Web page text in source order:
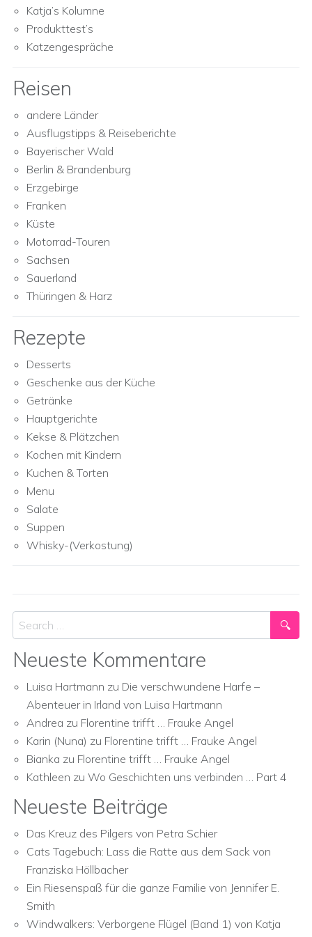
Katja’s Kolumne
Produkttest’s
Katzengespräche
Reisen
andere Länder
Ausflugstipps & Reiseberichte
Bayerischer Wald
Berlin & Brandenburg
Erzgebirge
Franken
Küste
Motorrad-Touren
Sachsen
Sauerland
Thüringen & Harz
Rezepte
Desserts
Geschenke aus der Küche
Getränke
Hauptgerichte
Kekse & Plätzchen
Kochen mit Kindern
Kuchen & Torten
Menu
Salate
Suppen
Whisky-(Verkostung)
Search
Neueste Kommentare
Luisa Hartmann zu Die verschwundene Harfe –
Abenteuer in Irland von Luisa Hartmann
Andrea zu Florentine trifft … Frauke Angel
Karin (Nuna) zu Florentine trifft … Frauke Angel
Bianka zu Florentine trifft … Frauke Angel
Kathleen zu Wo Geschichten uns verbinden … Part 4
Neueste Beiträge
Das Kreuz des Pilgers von Petra Schier
Cats Tagebuch: Lass die Ratte aus dem Sack von
Franziska Höllbacher
Ein Riesenspaß für die ganze Familie von Jennifer E.
Smith
Windwalkers: Verborgene Flügel (Band 1) von Katja